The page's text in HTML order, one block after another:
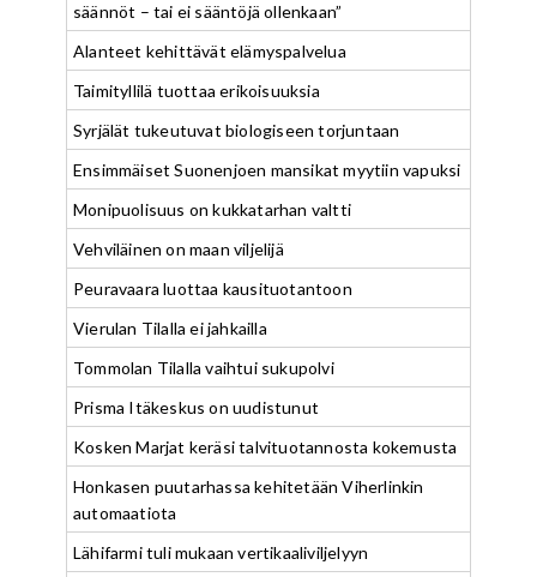
säännöt – tai ei sääntöjä ollenkaan”
Alanteet kehittävät elämyspalvelua
Taimityllilä tuottaa erikoisuuksia
Syrjälät tukeutuvat biologiseen torjuntaan
Ensimmäiset Suonenjoen mansikat myytiin vapuksi
Monipuolisuus on kukkatarhan valtti
Vehviläinen on maan viljelijä
Peuravaara luottaa kausituotantoon
Vierulan Tilalla ei jahkailla
Tommolan Tilalla vaihtui sukupolvi
Prisma Itäkeskus on uudistunut
Kosken Marjat keräsi talvituotannosta kokemusta
Honkasen puutarhassa kehitetään Viherlinkin
automaatiota
Lähifarmi tuli mukaan vertikaaliviljelyyn